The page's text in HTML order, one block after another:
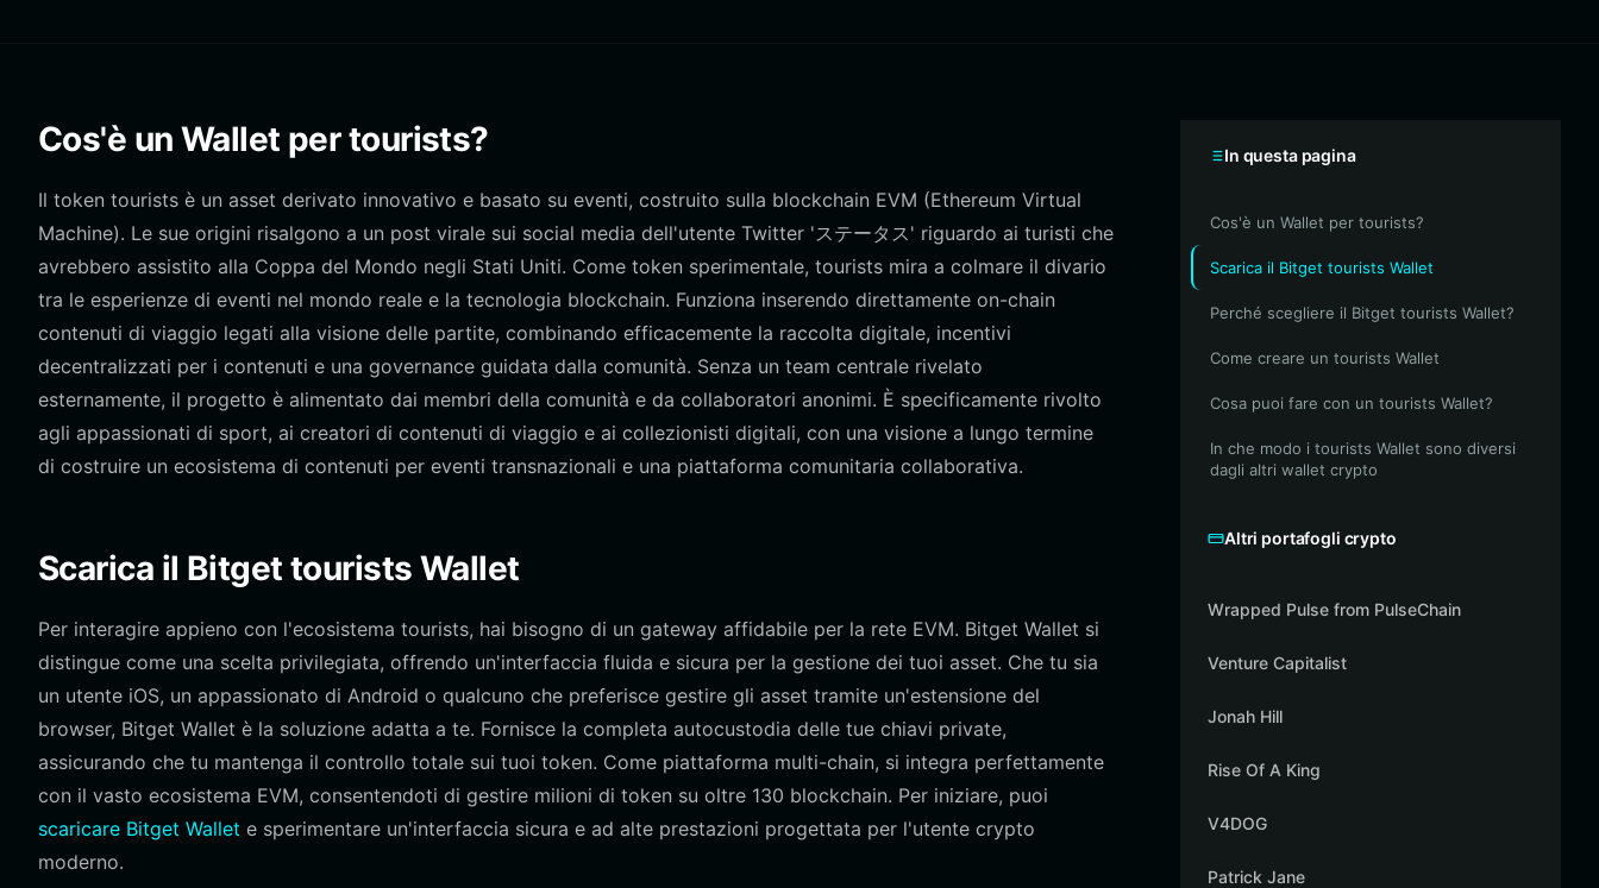
Cos'è un Wallet per tourists?
Il token tourists è un asset derivato innovativo e basato su eventi, costruito sulla blockchain EVM (Ethereum Virtual
Machine). Le sue origini risalgono a un post virale sui social media dell'utente Twitter 'ステータス' riguardo ai turisti che
avrebbero assistito alla Coppa del Mondo negli Stati Uniti. Come token sperimentale, tourists mira a colmare il divario
tra le esperienze di eventi nel mondo reale e la tecnologia blockchain. Funziona inserendo direttamente on-chain
contenuti di viaggio legati alla visione delle partite, combinando efficacemente la raccolta digitale, incentivi
decentralizzati per i contenuti e una governance guidata dalla comunità. Senza un team centrale rivelato
esternamente, il progetto è alimentato dai membri della comunità e da collaboratori anonimi. È specificamente rivolto
agli appassionati di sport, ai creatori di contenuti di viaggio e ai collezionisti digitali, con una visione a lungo termine
di costruire un ecosistema di contenuti per eventi transnazionali e una piattaforma comunitaria collaborativa.
Scarica il Bitget tourists Wallet
Per interagire appieno con l'ecosistema tourists, hai bisogno di un gateway affidabile per la rete EVM. Bitget Wallet si
distingue come una scelta privilegiata, offrendo un'interfaccia fluida e sicura per la gestione dei tuoi asset. Che tu sia
un utente iOS, un appassionato di Android o qualcuno che preferisce gestire gli asset tramite un'estensione del
browser, Bitget Wallet è la soluzione adatta a te. Fornisce la completa autocustodia delle tue chiavi private,
assicurando che tu mantenga il controllo totale sui tuoi token. Come piattaforma multi-chain, si integra perfettamente
con il vasto ecosistema EVM, consentendoti di gestire milioni di token su oltre 130 blockchain. Per iniziare, puoi
scaricare Bitget Wallet e sperimentare un'interfaccia sicura e ad alte prestazioni progettata per l'utente crypto
moderno.
In questa pagina
Cos'è un Wallet per tourists?
Scarica il Bitget tourists Wallet
Perché scegliere il Bitget tourists Wallet?
Come creare un tourists Wallet
Cosa puoi fare con un tourists Wallet?
In che modo i tourists Wallet sono diversi
dagli altri wallet crypto
Altri portafogli crypto
Wrapped Pulse from PulseChain
Venture Capitalist
Jonah Hill
Rise Of A King
V4DOG
Patrick Jane